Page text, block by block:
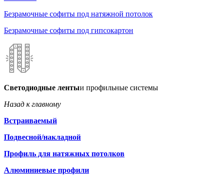
Безрамочные софиты под натяжной потолок
Безрамочные софиты под гипсокартон
Светодиодные лентыи профильные системы
Назад к главному
Встраиваемый
Подвесной/накладной
Профиль для натяжных потолков
Алюминиевые профили